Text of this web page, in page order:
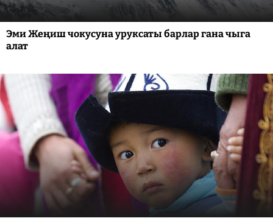
Эми Жеңиш чокусуна уруксаты барлар гана чыга
алат